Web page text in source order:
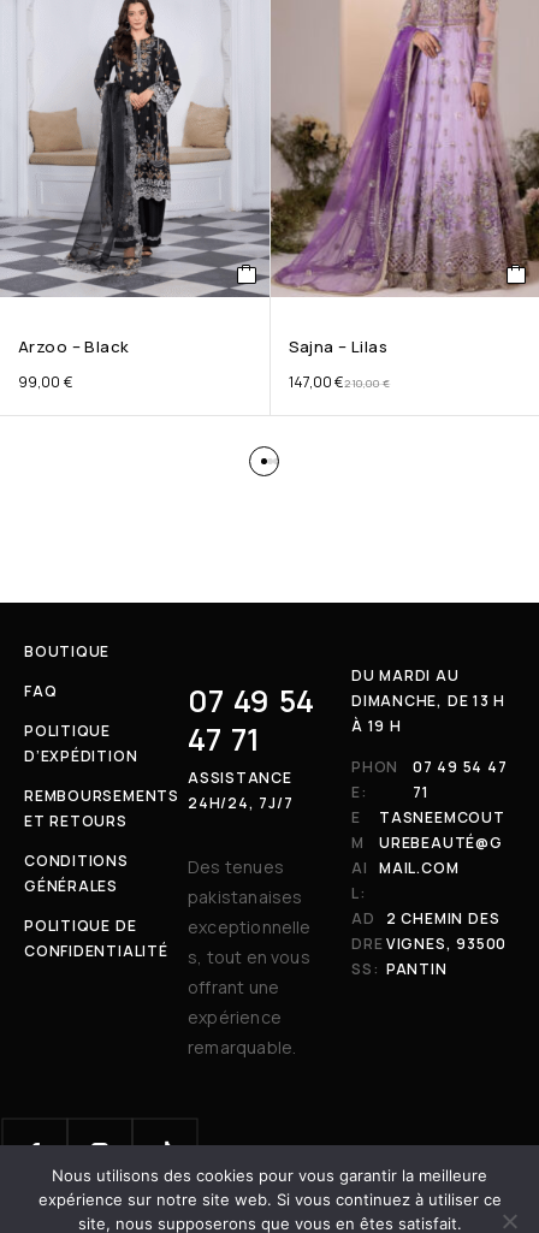
Arzoo – Black
99,00 €
Sajna – Lilas
210,00€
147,00€
BOUTIQUE
FAQ
POLITIQUE
D’EXPÉDITION
REMBOURSEMENTS
ET RETOURS
CONDITIONS
GÉNÉRALES
POLITIQUE DE
CONFIDENTIALITÉ
07 49 54
47 71
ASSISTANCE
24H/24, 7J/7
Des tenues
pakistanaises
exceptionnelle
s, tout en vous
offrant une
expérience
remarquable.
DU MARDI AU
DIMANCHE, DE 13 H
À 19 H
PHON
E:
07 49 54 47
71
E
M
AI
L:
TASNEEMCOUT
UREBEAUTÉ@G
MAIL.COM
AD
DRE
SS:
2 CHEMIN DES
VIGNES, 93500
PANTIN
© 2025 Tasneem Couture & Beauté. Tous droits réservés. | Site
développé avec
parDot Vertex
Nous utilisons des cookies pour vous garantir la meilleure
expérience sur notre site web. Si vous continuez à utiliser ce
site, nous supposerons que vous en êtes satisfait.